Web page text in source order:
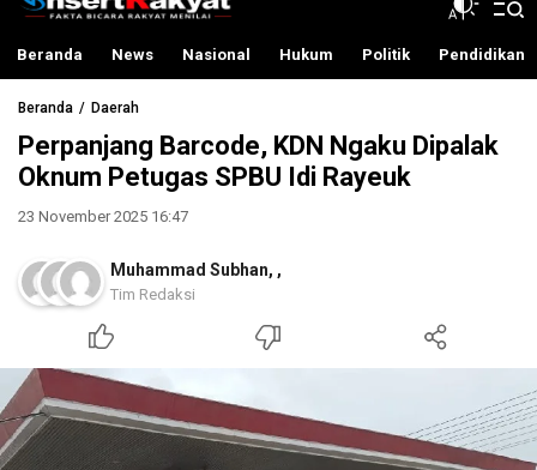
InsertRakyat.com
Fakta Bicara Rakyat Menilai
Beranda News Nasional Hukum Politik Pendidikan
Beranda Daerah
Perpanjang Barcode, KDN Ngaku Dipalak
Oknum Petugas SPBU Idi Rayeuk
23 November 2025 16:47
Muhammad Subhan, ,
Tim Redaksi